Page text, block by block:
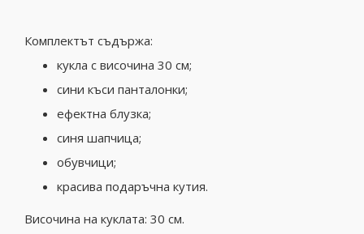
Комплектът съдържа:
кукла с височина 30 см;
сини къси панталонки;
ефектна блузка;
синя шапчица;
обувчици;
красива подаръчна кутия.
Височина на куклата: 30 см.